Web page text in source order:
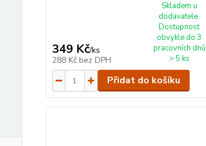
349 Kč/ks
288 Kč bez DPH
Skladem u
dodavatele.
Dostupnost
obvykle do 3
pracovních dnů
> 5 ks
Přidat do košíku